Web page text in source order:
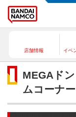
店舗情報 イベ
MEGAド
ムコーナー